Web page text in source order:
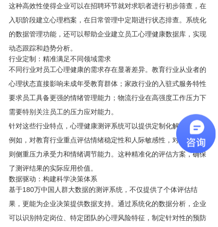
这种高效性使得企业可以在招聘环节就对求职者进行初步筛查，在
入职阶段建立心理档案，在日常管理中定期进行状态排查。系统化
的数据管理功能，还可以帮助企业建立员工心理健康数据库，实现
动态跟踪和趋势分析。
行业定制：精准满足不同领域需求
不同行业对员工心理健康的需求存在显著差异。教育行业从业者的
心理状态直接影响未成年受教育群体；家政行业的入驻式服务特性
要求员工具备更强的情绪管理能力；物流行业在高强度工作压力下
需要特别关注员工的压力应对能力。
针对这些行业特点，心理健康测评系统可以提供定制化解决方案。
例如，对教育行业重点评估情绪稳定性和人际敏感性，对物流行业
则侧重压力承受力和情绪调节能力。这种精准化的评估方案，确保
了测评结果的实际应用价值。
数据驱动：构建科学决策体系
基于180万中国人群大数据的测评系统，不仅提供了个体评估结
果，更能为企业决策提供数据支持。通过系统化的数据分析，企业
可以识别特定岗位、特定团队的心理风险特征，制定针对性的预防